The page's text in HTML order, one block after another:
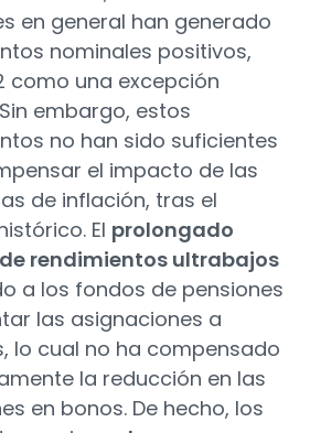
en general han generado
nominales positivos,
como una excepción
embargo, estos
no han sido suficientes
el impacto de las
de inflación, tras el
El prolongado
rendimientos ultrabajos
a los fondos de pensiones
las asignaciones a
lo cual no ha compensado
la reducción en las
en bonos. De hecho, los